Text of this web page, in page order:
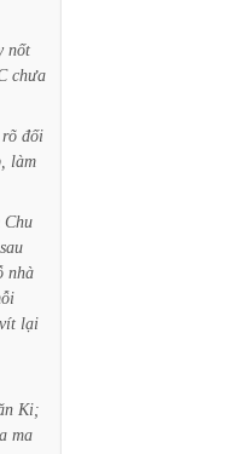
nốt
chưa
rõ đối
làm
Chu
sau
nhà
vít lại
Ki;
ma